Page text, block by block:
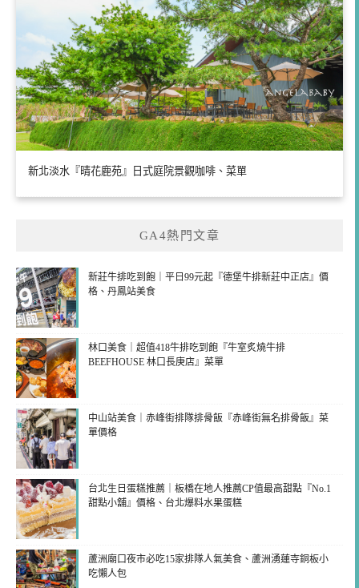
新北淡水『晴花鹿苑』日式庭院景觀咖啡、菜單
GA4熱門文章
新莊牛排吃到飽｜平日99元起『德堡牛排新莊中正店』價
格、丹鳳站美食
林口美食｜超值418牛排吃到飽『牛室炙燒牛排
BEEFHOUSE 林口長庚店』菜單
中山站美食｜赤峰街排隊排骨飯『赤峰街無名排骨飯』菜
單價格
台北生日蛋糕推薦｜板橋在地人推薦CP值最高甜點『No.1
甜點小舖』價格、台北爆料水果蛋糕
蘆洲廟口夜市必吃15家排隊人氣美食、蘆洲湧蓮寺銅板小
吃懶人包